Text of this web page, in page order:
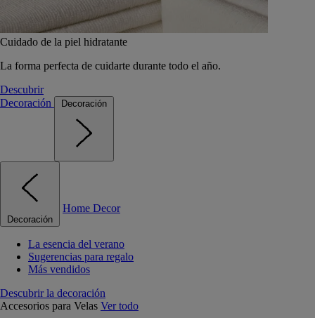
Cuidado de la piel hidratante
La forma perfecta de cuidarte durante todo el año.
Descubrir
Decoración
Decoración
Decoración
Home Decor
La esencia del verano
Sugerencias para regalo
Más vendidos
Descubrir la decoración
Accesorios para Velas Ver todo